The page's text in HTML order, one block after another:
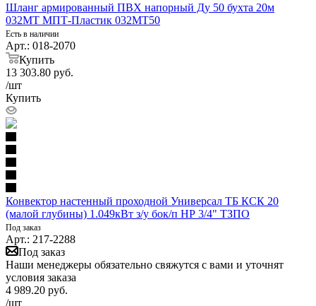
Шланг армированный ПВХ напорный Ду 50 бухта 20м
032МТ МПТ-Пластик 032МТ50
Есть в наличии
Арт.: 018-2070
Купить
13 303.80 руб.
/шт
Купить
Конвектор настенный проходной Универсал ТБ КСК 20
(малой глубины) 1.049кВт з/у бок/п НР 3/4" ТЗПО
Под заказ
Арт.: 217-2288
Под заказ
Наши менеджеры обязательно свяжутся с вами и уточнят
условия заказа
4 989.20 руб.
/шт